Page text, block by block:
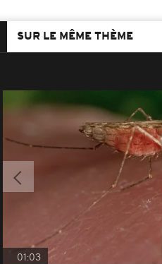
SUR LE MÊME THÈME
01:03